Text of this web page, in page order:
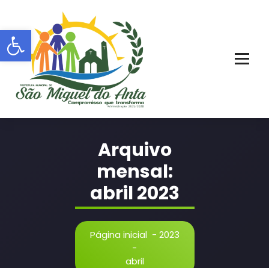
Barra de Ferramentas Aberta
o
conteúdo
Arquivo
mensal:
abril 2023
Página inicial- 2023
-
abril